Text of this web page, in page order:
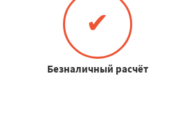
✔
Безналичный расчёт